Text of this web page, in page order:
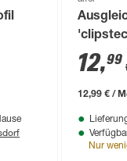
x 40
12,99
12,99 € /
Nur